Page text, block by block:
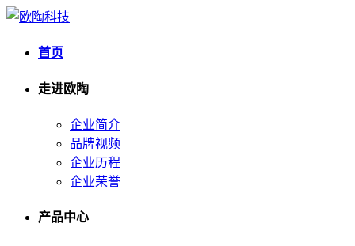
首页
走进欧陶
企业简介
品牌视频
企业历程
企业荣誉
产品中心